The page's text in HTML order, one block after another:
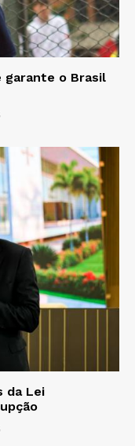
garante o Brasil
da Lei